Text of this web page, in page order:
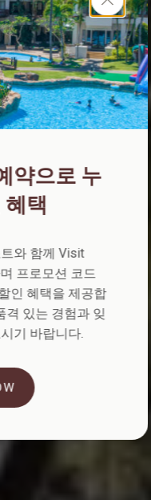
리조트
사바의 매력과
매 순간을 특별
다.
약으로 누
택
와 함께 Visit
프로모션 코드
인 혜택을 제공합
격 있는 경험과 잊
기 바랍니다.